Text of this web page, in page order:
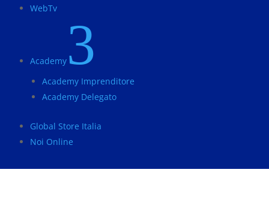
WebTv
Academy 3
Academy Imprenditore
Academy Delegato
Global Store Italia
Noi Online